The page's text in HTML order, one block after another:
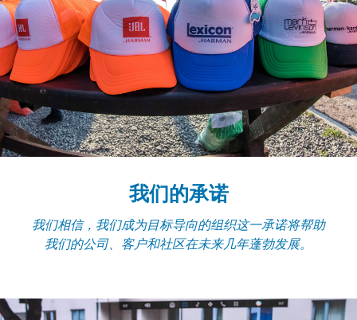
我们的承诺
我们相信，我们成为目标导向的组织这一承诺将帮助
我们的公司、客户和社区在未来几年蓬勃发展。